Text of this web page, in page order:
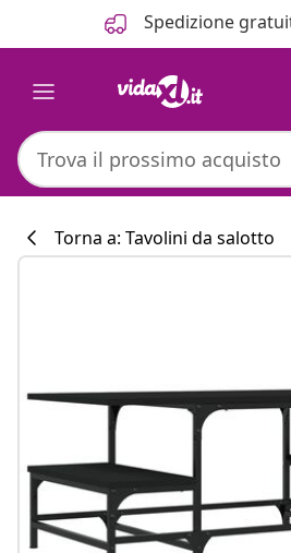
Spedizione
Torna a: Tavolini da salotto